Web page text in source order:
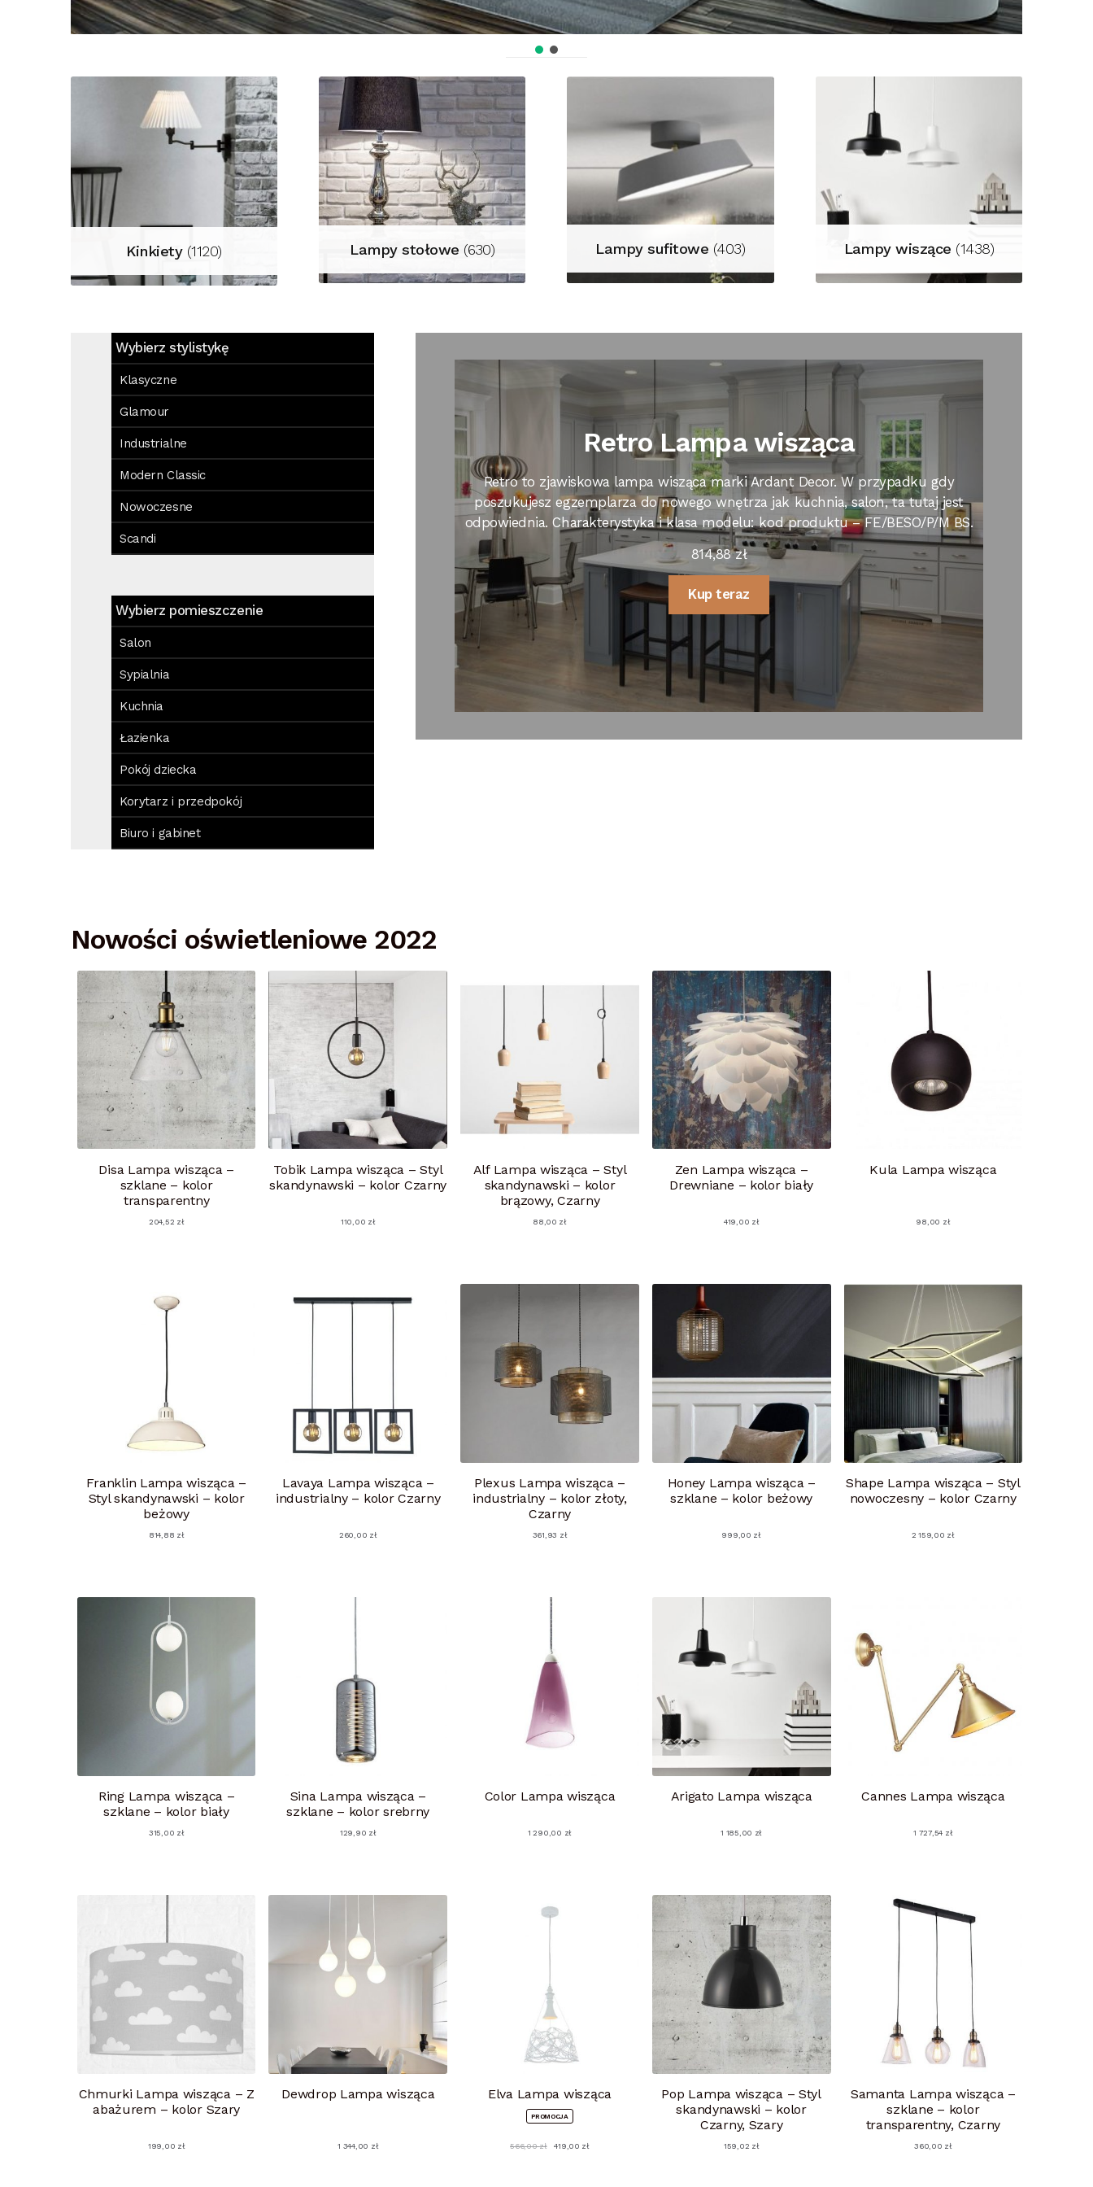
Kinkiety (1120) Lampy stołowe (630) Lampy sufitowe (403) Lampy wiszące (1438)
Wybierz stylistykę
Klasyczne
Glamour
Industrialne
Modern Classic
Nowoczesne
Scandi
Wybierz pomieszczenie
Salon
Sypialnia
Kuchnia
Łazienka
Pokój dziecka
Korytarz i przedpokój
Biuro i gabinet
Retro Lampa wisząca
Retro to zjawiskowa lampa wisząca marki Ardant Decor. W przypadku gdy
poszukujesz egzemplarza do nowego wnętrza jak kuchnia, salon, ta tutaj jest
odpowiednia. Charakterystyka i klasa modelu: kod produktu – FE/BESO/P/M BS.
814,88zł
Kup teraz
Nowości oświetleniowe 2022
Disa Lampa wisząca –
szklane – kolor
transparentny
204,52 zł
Tobik Lampa wisząca – Styl
skandynawski – kolor Czarny
110,00 zł
Alf Lampa wisząca – Styl
skandynawski – kolor
brązowy, Czarny
88,00 zł
Zen Lampa wisząca –
Drewniane – kolor biały
419,00 zł
Kula Lampa wisząca
98,00 zł
Franklin Lampa wisząca –
Styl skandynawski – kolor
beżowy
814,88 zł
Lavaya Lampa wisząca –
industrialny – kolor Czarny
260,00 zł
Plexus Lampa wisząca –
industrialny – kolor złoty,
Czarny
361,93 zł
Honey Lampa wisząca –
szklane – kolor beżowy
999,00 zł
Shape Lampa wisząca – Styl
nowoczesny – kolor Czarny
2 159,00 zł
Ring Lampa wisząca –
szklane – kolor biały
315,00 zł
Sina Lampa wisząca –
szklane – kolor srebrny
129,90 zł
Color Lampa wisząca
1 290,00 zł
Arigato Lampa wisząca
1 185,00 zł
Cannes Lampa wisząca
1 727,54 zł
Chmurki Lampa wisząca – Z
abażurem – kolor Szary
199,00 zł
Dewdrop Lampa wisząca
1 344,00 zł
Elva Lampa wisząca
PROMOCJAPRODUKT
W
566,00zł 419,00 zł
Pop Lampa wisząca – Styl
skandynawski – kolor
Czarny, Szary
159,02 zł
Samanta Lampa wisząca –
szklane – kolor
transparentny, Czarny
360,00 zł